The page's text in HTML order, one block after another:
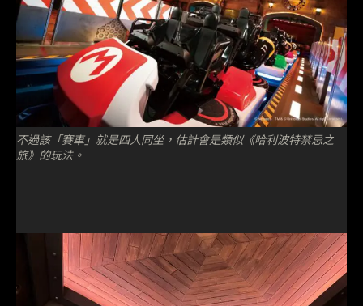
不過該「賽車」就是四人同坐，估計會是類似《哈利波特禁忌之
旅》的玩法。